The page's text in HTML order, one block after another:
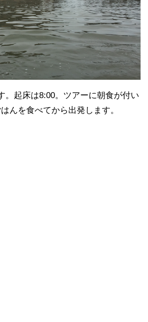
。起床は8:00。ツアーに朝食が付い
んを食べてから出発します。